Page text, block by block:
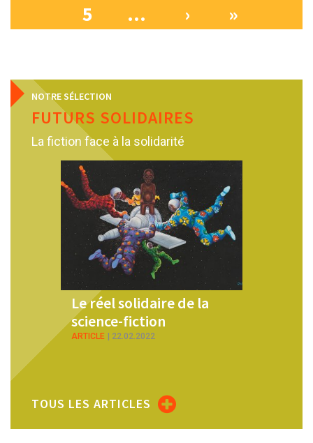
5
… › »
NOTRE SÉLECTION
FUTURS SOLIDAIRES
La fiction face à la solidarité
Nouvelle de science-
fiction : De nos corps
inveillés viendra la vie
TOUS LES ARTICLES